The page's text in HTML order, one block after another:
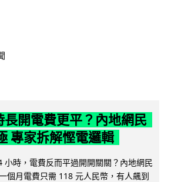
開電費更平？內地網民
專家拆解慳電邏輯
小時，電費反而平過開開關關？內地網民
個月電費只需 118 元人民幣，有人飆到